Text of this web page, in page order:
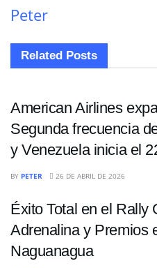
Peter
Related Posts
NACIONALES
American Airlines
Segunda frecuencia
y Venezuela inicia el
BY PETER 26 DE ABRIL DE 2026
Éxito Total en el Rally
Adrenalina y Premios
Naguanagua